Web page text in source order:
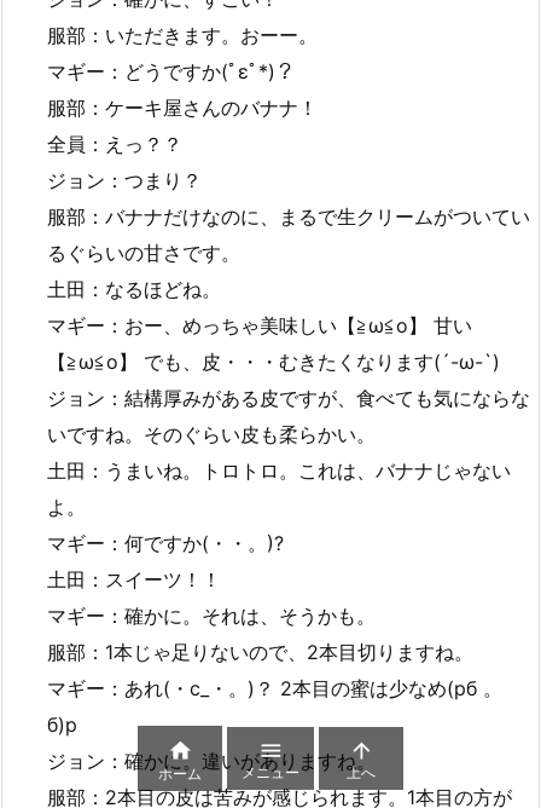
服部：いただきます。おーー。
マギー：どうですか(ﾟεﾟ*)？
服部：ケーキ屋さんのバナナ！
全員：えっ？？
ジョン：つまり？
服部：バナナだけなのに、まるで生クリームがついてい
るぐらいの甘さです。
土田：なるほどね。
マギー：おー、めっちゃ美味しい【≧ω≦o】 甘い
【≧ω≦o】 でも、皮・・・むきたくなります(´-ω-`)
ジョン：結構厚みがある皮ですが、食べても気にならな
いですね。そのぐらい皮も柔らかい。
土田：うまいね。トロトロ。これは、バナナじゃない
よ。
マギー：何ですか(・・。)?
土田：スイーツ！！
マギー：確かに。それは、そうかも。
服部：1本じゃ足りないので、2本目切りますね。
マギー：あれ(・c_・。)？ 2本目の蜜は少なめ(pб 。
б)p
ジョン：確かに。違いがありますね。
服部：2本目の皮は苦みが感じられます。1本目の方が

ホーム

メニュー

上へ